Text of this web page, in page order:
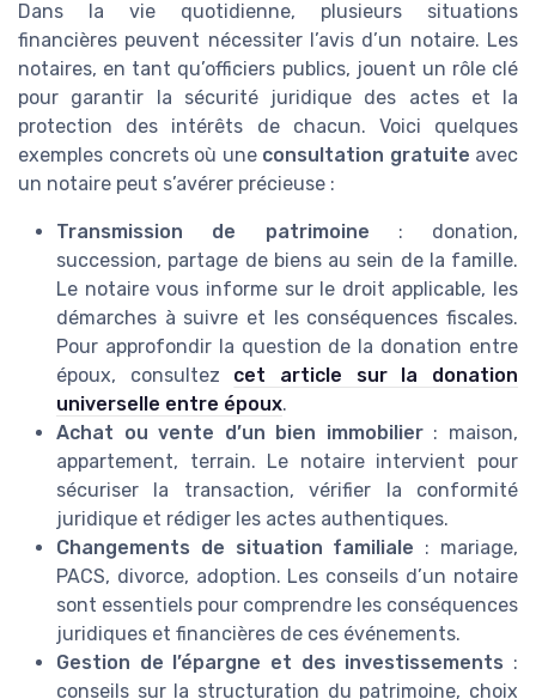
Dans la vie quotidienne, plusieurs situations
financières peuvent nécessiter l’avis d’un notaire. Les
notaires, en tant qu’officiers publics, jouent un rôle clé
pour garantir la sécurité juridique des actes et la
protection des intérêts de chacun. Voici quelques
exemples concrets où une consultation gratuite avec
un notaire peut s’avérer précieuse :
Transmission de patrimoine : donation,
succession, partage de biens au sein de la famille.
Le notaire vous informe sur le droit applicable, les
démarches à suivre et les conséquences fiscales.
Pour approfondir la question de la donation entre
époux, consultez cet article sur la donation
universelle entre époux.
Achat ou vente d’un bien immobilier: maison,
appartement, terrain. Le notaire intervient pour
sécuriser la transaction, vérifier la conformité
juridique et rédiger les actes authentiques.
Changements de situation familiale : mariage,
PACS, divorce, adoption. Les conseils d’un notaire
sont essentiels pour comprendre les conséquences
juridiques et financières de ces événements.
Gestion de l’épargne et des investissements :
conseils sur la structuration du patrimoine, choix